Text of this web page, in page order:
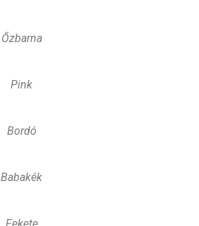
Őzbarna
Pink
Bordó
Babakék